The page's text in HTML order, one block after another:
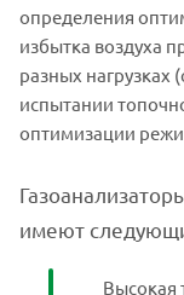
определения
избытка воздуха
разных нагрузках
испытании
оптимизации
имеют
Высокая